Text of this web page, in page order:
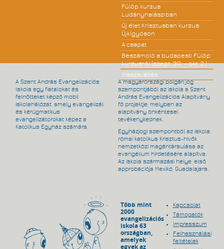
Fülöp kurzus
Ludányhalásziban
Új élet Krisztusban kurzus
Újkígyóson
A csapat
Beszámoló a budapesti Fülöp
kurzusról (szept. 30. - okt. 2.)
Visszaváltás
A Szent András Evangelizációs
Iskola egy fiatalokat és
felnőtteket képző mobil
iskolahálózat, amely evangelizál
és kérügmatikus
evangelizátorokat képez a
Katolikus Egyház számára.
A magyarországi polgári jog
szempontjából az iskola a Szent
András Evangelizációs Alapítvány
fő projektje, melyben az
alapítvány önkéntesei
tevékenykednek.
Egyházjogi szempontból az iskola
római katolikus Krisztus-hívők
nemzetközi magántársulása az
evangélium hirdetésére alapítva.
Az iskola származási helye, első
approbációja Mexikó, Guadalajara.
Több mint
2000
evangelizációs
iskola 63
országban,
amelyek
egyek az
Kapcsolat
Támogatók
Impresszum
Felhasználási
feltételek